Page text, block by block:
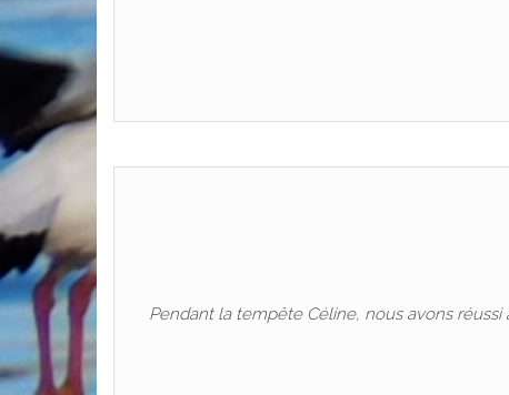
Pendant la tempête Céline, nous avons